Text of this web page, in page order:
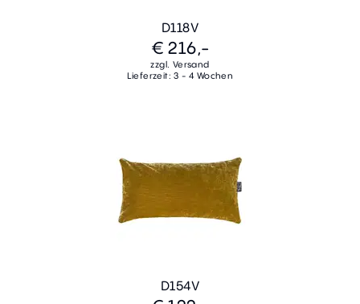
D118V
€ 216,-
zzgl. Versand
Lieferzeit: 3 - 4 Wochen
D154V